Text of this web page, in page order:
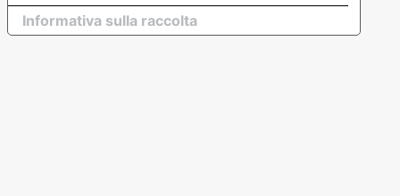
Informativa sulla raccolta